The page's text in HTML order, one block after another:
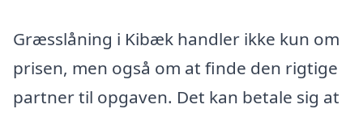
Græsslåning i Kibæk handler ikke kun om
prisen, men også om at finde den rigtige
partner til opgaven. Det kan betale sig at